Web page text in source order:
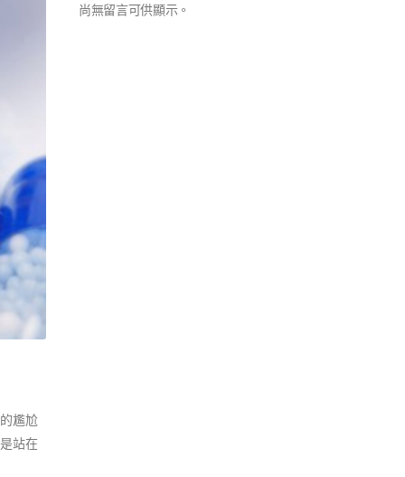
尷尬
站在
尚無留言可供顯示。